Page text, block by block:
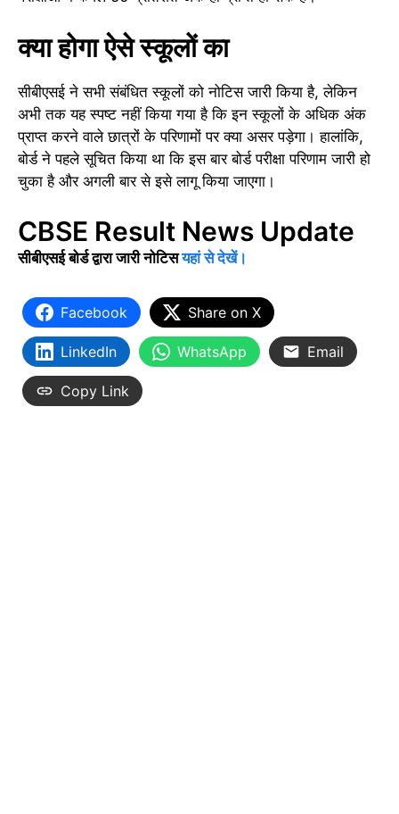
क्या होगा ऐसे स्कूलों का
सीबीएसई ने सभी संबंधित स्कूलों को नोटिस जारी किया है, लेकिन
अभी तक यह स्पष्ट नहीं किया गया है कि इन स्कूलों के अधिक अंक
प्राप्त करने वाले छात्रों के परिणामों पर क्या असर पड़ेगा। हालांकि,
बोर्ड ने पहले सूचित किया था कि इस बार बोर्ड परीक्षा परिणाम जारी हो
चुका है और अगली बार से इसे लागू किया जाएगा।
CBSE Result News Update
सीबीएसई बोर्ड द्वारा जारी नोटिसयहां से देखें।
Facebook Share on X
LinkedIn WhatsApp Email
Copy Link